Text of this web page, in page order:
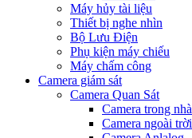
Máy hủy tài liệu
Thiết bị nghe nhìn
Bộ Lưu Điện
Phụ kiện máy chiếu
Máy chấm công
Camera giám sát
Camera Quan Sát
Camera trong nhà
Camera ngoài trời